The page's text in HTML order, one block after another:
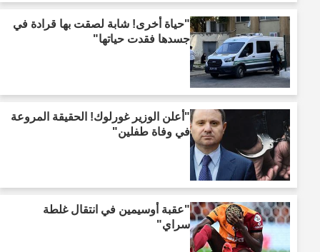
"حياة أخرى! شابة لصقت بها قرادة في
جسدها فقدت حياتها"
"أعلن الوزير غورلوك! الحقيقة المروعة
في وفاة طفلين"
"عقبة أوسيمين في انتقال غلطة
سراي"